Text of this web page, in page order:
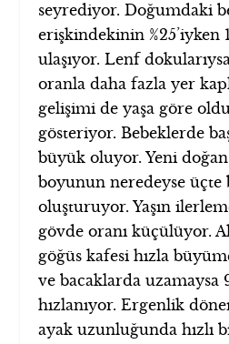
seyrediyor. Doğumdaki
erişkindekinin %25’iyken
ulaşıyor. Lenf
oranla daha fazla yer
gelişimi de yaşa göre
gösteriyor. Bebeklerde
büyük oluyor. Yeni
boyunun neredeyse üçte
oluşturuyor. Yaşın
gövde oranı küçülüyor.
göğüs kafesi hızla
ve bacaklarda uzamaysa
hızlanıyor. Ergenlik
ayak uzunluğunda hızlı